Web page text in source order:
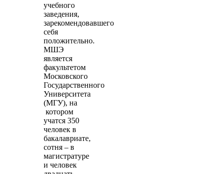
учебного
заведения,
зарекомендовавшего
себя
положительно.
МШЭ
является
факультетом
Московского
Государственного
Университета
(МГУ), на
котором
учатся 350
человек в
бакалавриате,
сотня – в
магистратуре
и человек